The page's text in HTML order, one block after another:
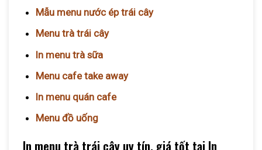
Mẫu menu nước ép trái cây
Menu trà trái cây
In menu trà sữa
Menu cafe take away
In menu quán cafe
Menu đồ uống
In menu trà trái cây uy tín, giá tốt tại In